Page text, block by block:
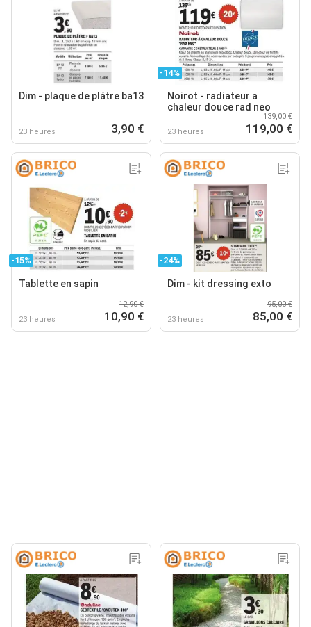
Dim - plaque de plátre ba13
23 heures 3,90 €
-14%
Noirot - radiateur a
chaleur douce rad neo
23 heures
139,00 €
119,00 €
-15%
Tablette en sapin
23 heures
12,90 €
10,90 €
-24%
Dim - kit dressing exto
23 heures
95,00 €
85,00 €